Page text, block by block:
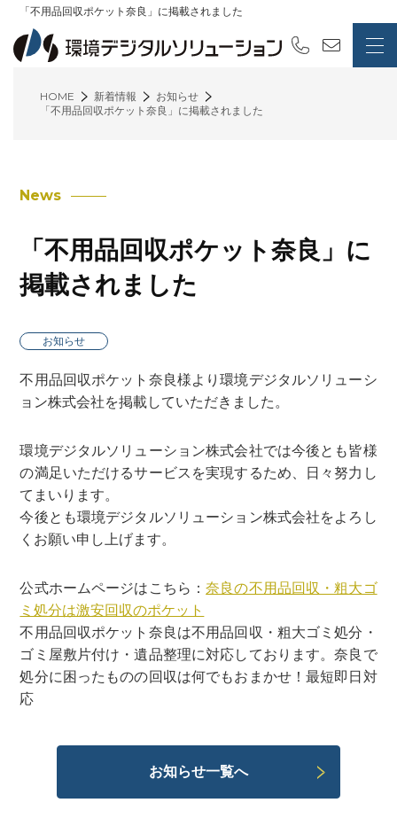
「不用品回収ポケット奈良」に掲載されました
HOME 新着情報
お知らせ
「不用品回収ポケット奈良」に掲載されました
News
「不用品回収ポケット奈良」に
掲載されました
お知らせ
不用品回収ポケット奈良様より環境デジタルソリューシ
ョン株式会社を掲載していただきました。
環境デジタルソリューション株式会社では今後とも皆様
の満足いただけるサービスを実現するため、日々努力し
てまいります。
今後とも環境デジタルソリューション株式会社をよろし
くお願い申し上げます。
公式ホームページはこちら：奈良の不用品回収・粗大ゴ
ミ処分は激安回収のポケット
不用品回収ポケット奈良は不用品回収・粗大ゴミ処分・
ゴミ屋敷片付け・遺品整理に対応しております。奈良で
処分に困ったものの回収は何でもおまかせ！最短即日対
応
お知らせ一覧へ